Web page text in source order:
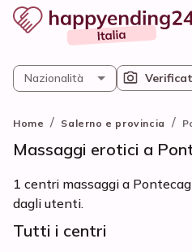
Nazionalità
Home / Salerno e provincia /
Massaggi erotici a
1 centri massaggi a
dagli utenti.
Tutti i centri